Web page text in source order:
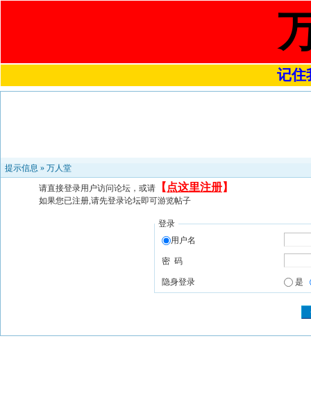
记住
提示信息 » 万人堂
请直接登录用户访问论坛，或请 【 点这里注册】
如果您已注册,请先登录论坛即可游览帖子
登录
用户名
密 码
隐身登录 是